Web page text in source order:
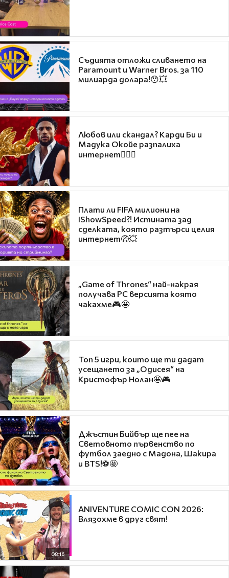
Съдията отложи сливането на
Paramount и Warner Bros. за 110
милиарда долара!😯💥
Любов или скандал? Карди Би и
Мадука Окойе разпалиха
интернет❤️‍🔥🔥
Плати ли FIFA милиони на
IShowSpeed?! Истината зад
сделката, която разтърси целия
интернет🤑💥
„Game of Thrones“ най-накрая
получава PC версията която
чакахме🎮🤩
Топ 5 игри, които ще ти дадат
усещането за „Одисея“ на
Кристофър Нолан🤩🎮
Джъстин Бийбър ще пее на
Световното първенство по
футбол заедно с Мадона, Шакира
и BTS!⚽🤩
08:16
ANIVENTURE COMIC CON 2026:
Влязохме в друг свят!